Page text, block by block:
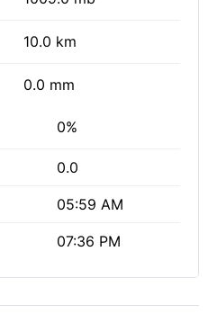
10.0 km
0.0 mm
0%
0.0
05:59 AM
07:36 PM